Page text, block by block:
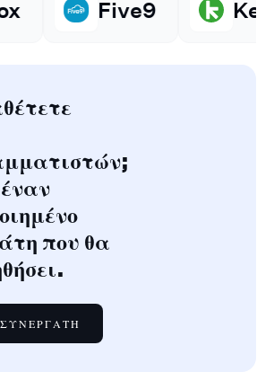
Keap
που θα
ΣΥΝΕΡΓΆΤΗ